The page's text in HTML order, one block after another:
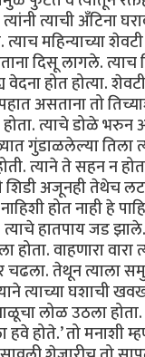
त्याची अँटिना
महिन्याच्या
दिसू लागले. त्याच
होत होत्या.
असताना तो
होता. त्याचे डोळे
गुंडाळलेल्या तिला
त्याने ते सहन न
अजूनही तेथेच
होत नाही हे
हातपाय जड झाले.
वाहणारा वारा
तेथून त्याला
त्याच्या घशाची
लोळ उठला
होते.’ तो मनाशी